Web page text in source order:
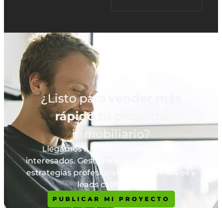
¿Listo para
rápido
inmobiliario?
Llegamos a miles de compradores
interesados. Gestionamos tu proyecto con
estrategias profesionales, tours virtuales y
leads calificados.
PUBLICAR MI PROYECTO